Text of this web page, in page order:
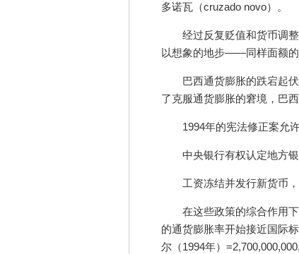
多诺瓦（cruzado novo）。
经过反复贬值和货币调
以想象的地步——同样面额的
巴西通货膨胀的跌宕起
了克服通货膨胀的窘境，巴
1994年的宪法修正案允
中央银行有权认定地方
工资冻结并发行新货币
在这些政策的综合作用
的通货膨胀率开始接近国际
尔（1994年）